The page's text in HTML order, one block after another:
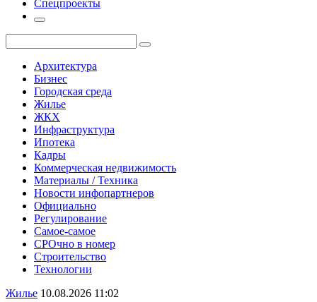
Спецпроекты
Архитектура
Бизнес
Городская среда
Жилье
ЖКХ
Инфраструктура
Ипотека
Кадры
Коммерческая недвижимость
Материалы / Техника
Новости инфопартнеров
Официально
Регулирование
Самое-самое
СРОчно в номер
Строительство
Технологии
Жилье 10.08.2026 11:02